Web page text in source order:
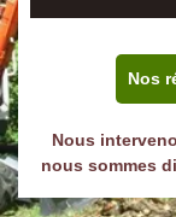
Nos
Nous
nous sommes